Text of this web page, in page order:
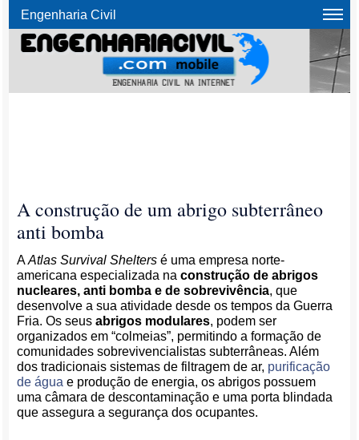
Engenharia Civil
A construção de um abrigo subterrâneo
anti bomba
AAtlas Survival Shelters é uma empresa norte-
americana especializada naconstrução de abrigos
nucleares, anti bomba e de sobrevivência, que
desenvolve a sua atividade desde os tempos da Guerra
Fria. Os seusabrigos modulares, podem ser
organizados em “colmeias”, permitindo a formação de
comunidades sobrevivencialistas subterrâneas. Além
dos tradicionais sistemas de filtragem de ar, purificação
de água e produção de energia, os abrigos possuem
uma câmara de descontaminação e uma porta blindada
que assegura a segurança dos ocupantes.